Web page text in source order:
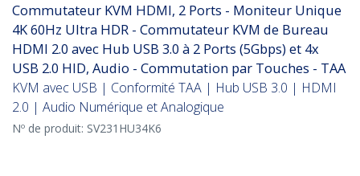
Commutateur KVM HDMI, 2 Ports - Moniteur Unique
4K 60Hz Ultra HDR - Commutateur KVM de Bureau
HDMI 2.0 avec Hub USB 3.0 à 2 Ports (5Gbps) et 4x
USB 2.0 HID, Audio - Commutation par Touches - TAA
KVM avec USB | Conformité TAA | Hub USB 3.0 | HDMI
2.0 | Audio Numérique et Analogique
Nº de produit: SV231HU34K6